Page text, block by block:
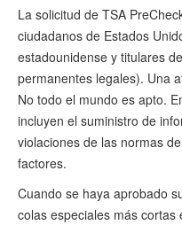
La solicitud de TSA
ciudadanos de Estados
estadounidense y titulares
permanentes legales). Una
No todo el mundo es apto.
incluyen el suministro de
violaciones de las normas
factores.
Cuando se haya aprobado
colas especiales más